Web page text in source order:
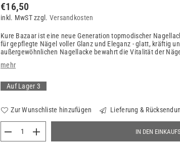
Normaler
Preis
€16,50
inkl. MwST zzgl. Versandkosten
Kure Bazaar ist eine neue Generation topmodischer
für gepflegte Nägel voller Glanz und Eleganz - glatt, kräftig
außergewöhnlichen Nagellacke bewahrt die Vitalität der
mehr
Auf Lager 3
Zur Wunschliste hinzufügen Lieferung &
IN DEN